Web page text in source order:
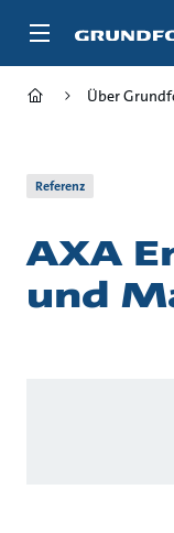
Inhalt
Über
Referenz
AXA
und